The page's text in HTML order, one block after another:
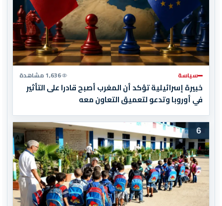
سياسة 1,636 مشاهدة
خبيرة إسرائيلية تؤكد أن المغرب أصبح قادرا على التأثير
في أوروبا وتدعو لتعميق التعاون معه
6